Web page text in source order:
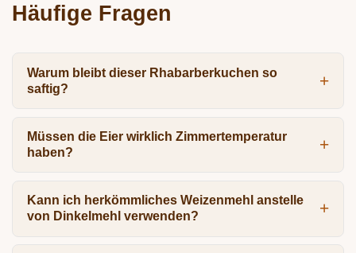
Häufige Fragen
Warum bleibt dieser Rhabarberkuchen so
saftig?
Müssen die Eier wirklich Zimmertemperatur
haben?
Kann ich herkömmliches Weizenmehl anstelle
von Dinkelmehl verwenden?